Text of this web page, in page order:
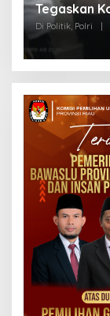
Tegaskan
Di Politik, Polri